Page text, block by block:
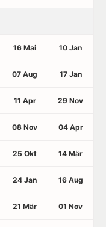
16 Mai 10 Jan
07 Aug 17 Jan
11 Apr 29 Nov
08 Nov 04 Apr
25 Okt 14 Mär
24 Jan 16 Aug
21 Mär 01 Nov